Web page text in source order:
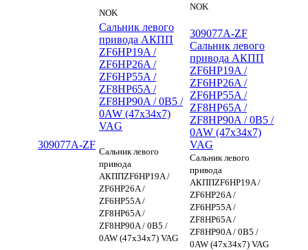
NOK
NOK
309077A-ZF
Сальник левого
привода АКПП
ZF6HP19A /
ZF6HP26A /
ZF6HP55A /
ZF8HP65A /
ZF8HP90A / 0B5 /
0AW (47x34x7)
VAG
Сальник левого
привода
АКППZF6HP19A /
ZF6HP26A /
ZF6HP55A /
ZF8HP65A /
ZF8HP90A / 0B5 /
0AW (47x34x7) VAG
309077A-ZF
Сальник левого
привода АКПП
ZF6HP19A /
ZF6HP26A /
ZF6HP55A /
ZF8HP65A /
ZF8HP90A / 0B5 /
0AW (47x34x7)
VAG
Сальник левого
привода
АКППZF6HP19A /
ZF6HP26A /
ZF6HP55A /
ZF8HP65A /
ZF8HP90A / 0B5 /
0AW (47x34x7) VAG